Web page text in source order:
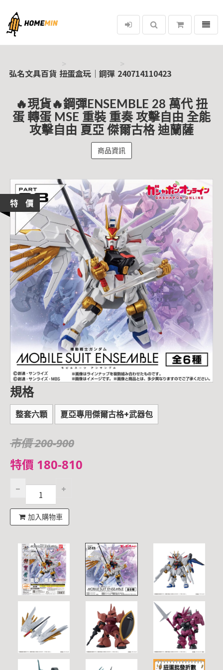
弘名文具百貨
選單
弘名文具百貨 扭蛋盒玩｜鋼彈 240714110423
🔥現貨🔥鋼彈ENSEMBLE 28 萬代 扭
蛋 轉蛋 MSE 重裝 重奏 攻擊自由 全能
攻擊自由 夏亞 傑爾古格 迪蘭薩
商品資訊
特 價
規格
整套六顆 夏亞專用傑爾古格+武器包
市價 200-900
特價 180-810
加入購物車